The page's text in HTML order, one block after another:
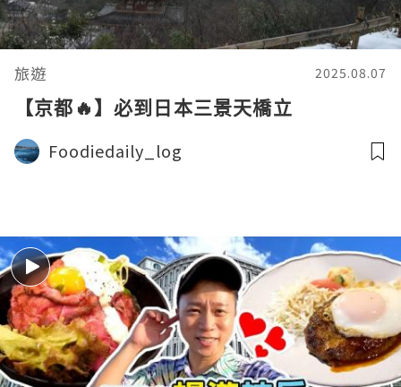
旅遊 2025.08.07
【京都🔥】必到日本三景天橋立
Foodiedaily_log